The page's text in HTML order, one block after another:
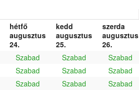
hétfő
augusztus
24.
kedd
augusztus
25.
szerda
augusztus
26.
Szabad Szabad
Szabad
Szabad Szabad
Szabad
Szabad Szabad
Szabad